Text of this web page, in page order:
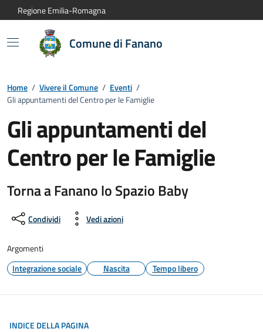
Vai al contenuto principale
Vai alla navigazione del sito
Vai al piede di pagina
Regione Emilia-Romagna
Comune di Fanano
Home / Vivere il Comune / Eventi /
Gli appuntamenti del Centro per le Famiglie
Gli appuntamenti del
Centro per le Famiglie
Dettagli dell'evento:
Torna a Fanano lo Spazio Baby
Condividi Vedi azioni
Argomenti
Integrazione sociale
Nascita Tempo libero
INDICE DELLA PAGINA